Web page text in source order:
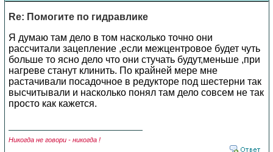
Re: Помогите по гидравлике
Я думаю там дело в том насколько точно они
рассчитали зацепление ,если межцентровое будет чуть
больше то ясно дело что они стучать будут,меньше ,при
нагреве станут клинить. По крайней мере мне
растачивали посадочное в редукторе под шестерни так
высчитывали и насколько понял там дело совсем не так
просто как кажется.
Никогда не говори - никогда !